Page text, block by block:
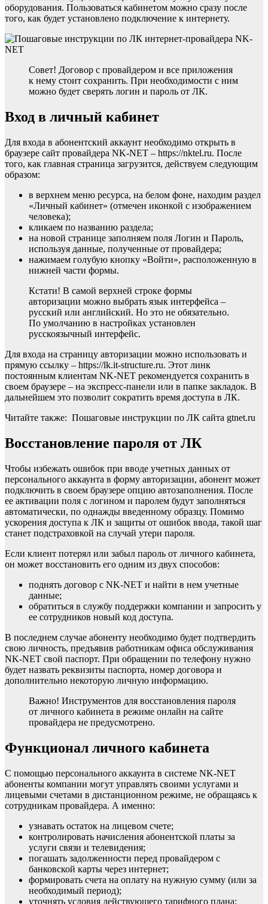
оборудования. Пользоваться кабинетом можно сразу после
того, как будет установлено подключение к интернету.
Совет! Договор с провайдером и все приложения
к нему стоит сохранить. При необходимости с ним
можно будет сверять логин и пароль от ЛК.
Вход в личный кабинет
Для входа в абонентский аккаунт необходимо открыть в
браузере сайт провайдера NK-NET – https://nktel.ru. После
того, как главная страница загрузится, действуем следующим
образом:
в верхнем меню ресурса, на белом фоне, находим раздел
«Личный кабинет» (отмечен иконкой с изображением
человека);
кликаем по названию раздела;
на новой странице заполняем поля Логин и Пароль,
используя данные, полученные от провайдера;
нажимаем голубую кнопку «Войти», расположенную в
нижней части формы.
Кстати! В самой верхней строке формы
авторизации можно выбрать язык интерфейса –
русский или английский. Но это не обязательно.
По умолчанию в настройках установлен
русскоязычный интерфейс.
Для входа на страницу авторизации можно использовать и
прямую ссылку – https://lk.it-structure.ru. Этот линк
постоянным клиентам NK-NET рекомендуется сохранить в
своем браузере – на экспресс-панели или в папке закладок. В
дальнейшем это позволит сократить время доступа в ЛК.
Читайте также: Пошаговые инструкции по ЛК сайта gtnet.ru
Восстановление пароля от ЛК
Чтобы избежать ошибок при вводе учетных данных от
персонального аккаунта в форму авторизации, абонент может
подключить в своем браузере опцию автозаполнения. После
ее активации поля с логином и паролем будут заполняться
автоматически, по однажды введенному образцу. Помимо
ускорения доступа к ЛК и защиты от ошибок ввода, такой шаг
станет подстраховкой на случай утери пароля.
Если клиент потерял или забыл пароль от личного кабинета,
он может восстановить его одним из двух способов:
поднять договор с NK-NET и найти в нем учетные
данные;
обратиться в службу поддержки компании и запросить у
ее сотрудников новый код доступа.
В последнем случае абоненту необходимо будет подтвердить
свою личность, предъявив работникам офиса обслуживания
NK-NET свой паспорт. При обращении по телефону нужно
будет назвать реквизиты паспорта, номер договора и
дополнительно некоторую личную информацию.
Важно! Инструментов для восстановления пароля
от личного кабинета в режиме онлайн на сайте
провайдера не предусмотрено.
Функционал личного кабинета
С помощью персонального аккаунта в системе NK-NET
абоненты компании могут управлять своими услугами и
лицевыми счетами в дистанционном режиме, не обращаясь к
сотрудникам провайдера. А именно:
узнавать остаток на лицевом счете;
контролировать начисления абонентской платы за
услуги связи и телевидения;
погашать задолженности перед провайдером с
банковской карты через интернет;
формировать счета на оплату на нужную сумму (или за
необходимый период);
уточнять условия действующего тарифного плана;